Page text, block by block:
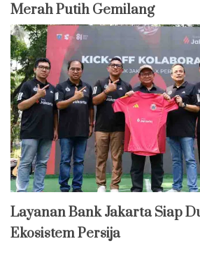
Merah Putih Gemilang
Layanan Bank Jakarta Siap
Ekosistem Persija